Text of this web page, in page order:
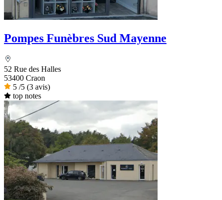
Pompes Funèbres Sud Mayenne
52 Rue des Halles
53400 Craon
5 /5 (3 avis)
top notes